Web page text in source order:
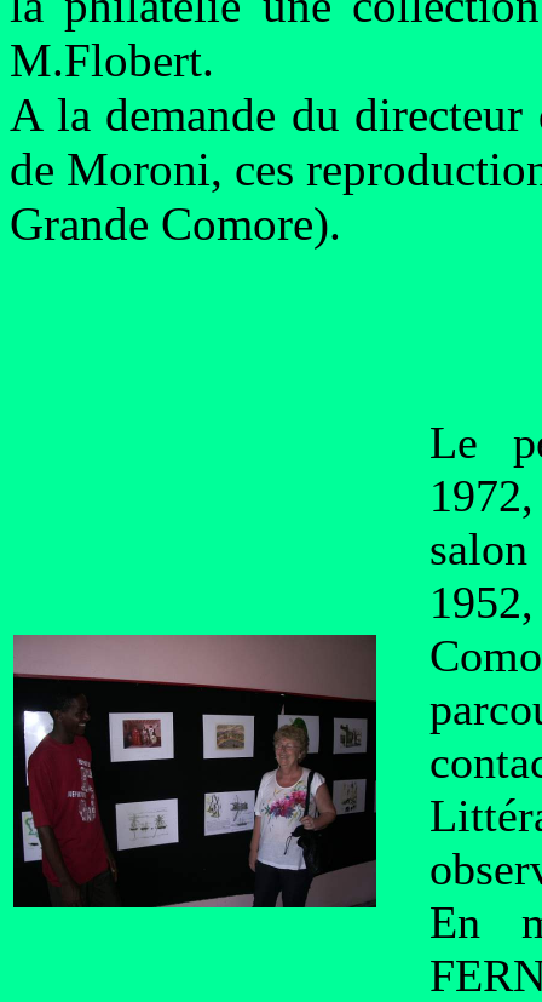
M.Flobert.
A la demande du
de Moroni, ces
Grande Comore).
Le
En